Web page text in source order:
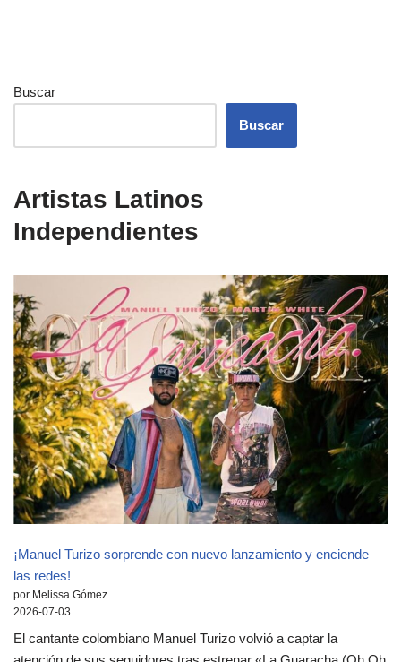
Buscar
Buscar
Artistas Latinos
Independientes
¡Manuel Turizo sorprende con nuevo lanzamiento y enciende
las redes!
por Melissa Gómez
2026-07-03
El cantante colombiano Manuel Turizo volvió a captar la